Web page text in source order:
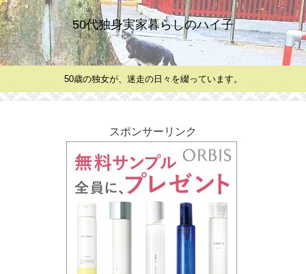
50代独身実家暮らしのハイ子
50歳の独女が、迷走の日々を綴っています。
スポンサーリンク